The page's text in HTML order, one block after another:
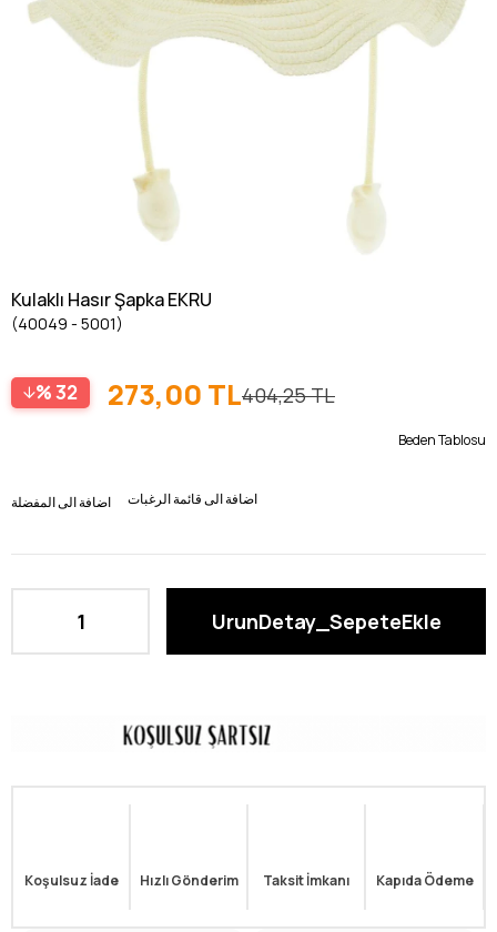
Kulaklı Hasır Şapka EKRU
(40049 - 5001)
32 404,25 TL
273,00 TL
Beden Tablosu
اضافة الى المفضلة اضافة الى قائمة الرغبات
Koşulsuz İade Hızlı Gönderim Taksit İmkanı Kapıda Ödeme